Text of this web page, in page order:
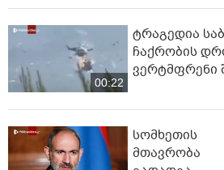
00:22
ტრაგედია
ჩაქრობის
ვერტმფრენი
სომხეთის
მთავრობა